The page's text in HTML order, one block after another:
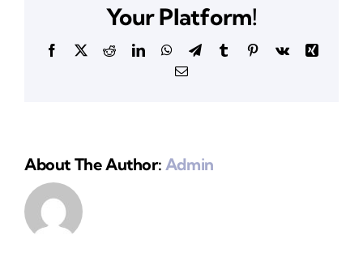
estatus
Your Platform!
Facebook
X RedditLinkedInWhatsApp
TelegramTumblrPinterestVk
Xing
Email
About The Author: Admin